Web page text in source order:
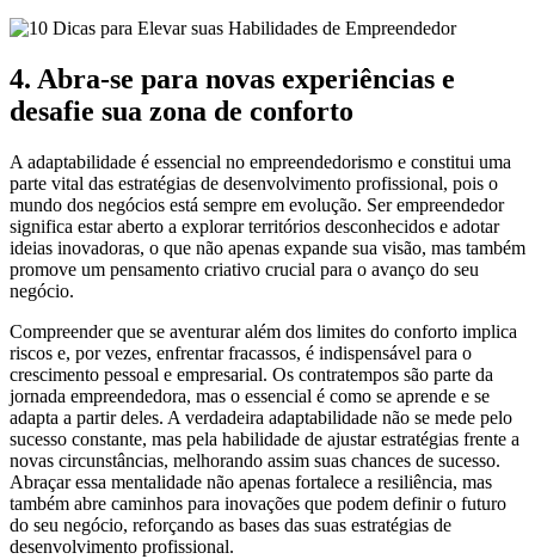
4. Abra-se para novas experiências e
desafie sua zona de conforto
A adaptabilidade é essencial no empreendedorismo e constitui uma
parte vital das estratégias de desenvolvimento profissional, pois o
mundo dos negócios está sempre em evolução. Ser empreendedor
significa estar aberto a explorar territórios desconhecidos e adotar
ideias inovadoras, o que não apenas expande sua visão, mas também
promove um pensamento criativo crucial para o avanço do seu
negócio.
Compreender que se aventurar além dos limites do conforto implica
riscos e, por vezes, enfrentar fracassos, é indispensável para o
crescimento pessoal e empresarial. Os contratempos são parte da
jornada empreendedora, mas o essencial é como se aprende e se
adapta a partir deles. A verdadeira adaptabilidade não se mede pelo
sucesso constante, mas pela habilidade de ajustar estratégias frente a
novas circunstâncias, melhorando assim suas chances de sucesso.
Abraçar essa mentalidade não apenas fortalece a resiliência, mas
também abre caminhos para inovações que podem definir o futuro
do seu negócio, reforçando as bases das suas estratégias de
desenvolvimento profissional.